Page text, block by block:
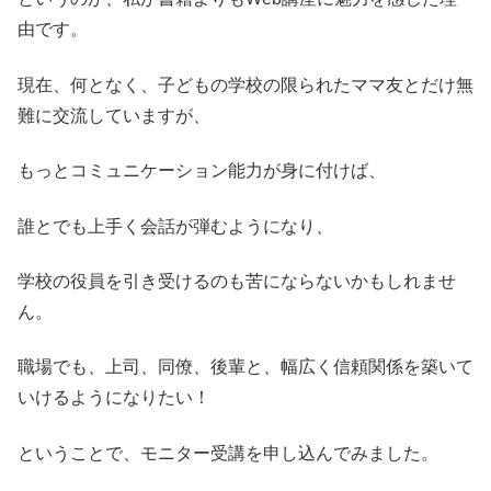
由です。
現在、何となく、子どもの学校の限られたママ友とだけ無
難に交流していますが、
もっとコミュニケーション能力が身に付けば、
誰とでも上手く会話が弾むようになり、
学校の役員を引き受けるのも苦にならないかもしれませ
ん。
職場でも、上司、同僚、後輩と、幅広く信頼関係を築いて
いけるようになりたい！
ということで、モニター受講を申し込んでみました。